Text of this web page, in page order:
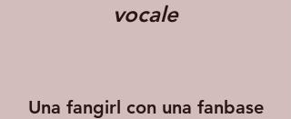
vocale
Una fangirl con una fanbase